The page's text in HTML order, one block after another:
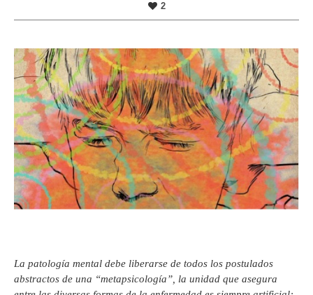
2
La patología mental debe liberarse de todos los postulados
abstractos de una “metapsicología”, la unidad que asegura